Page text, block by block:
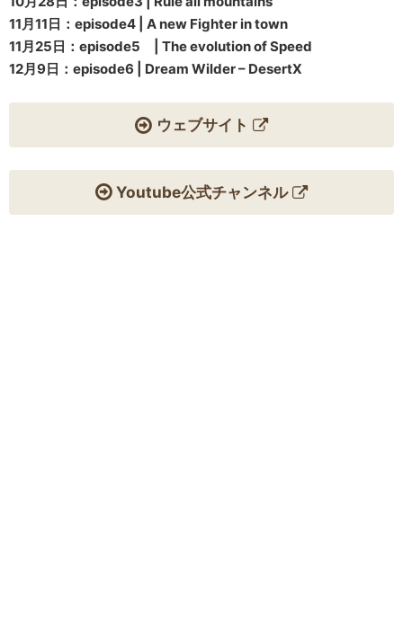
11月11日：episode4 | A new Fighter in town
11月25日：episode5 | The evolution of Speed
12月9日：episode6 | Dream Wilder – DesertX
ウェブサイト
Youtube公式チャンネル